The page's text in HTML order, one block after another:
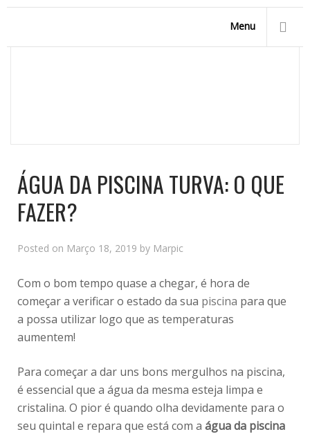
Menu
ÁGUA DA PISCINA TURVA: O QUE
FAZER?
Posted on Março 18, 2019 by Marpic
Com o bom tempo quase a chegar, é hora de
começar a verificar o estado da sua piscina para que
a possa utilizar logo que as temperaturas
aumentem!
Para começar a dar uns bons mergulhos na piscina,
é essencial que a água da mesma esteja limpa e
cristalina. O pior é quando olha devidamente para o
seu quintal e repara que está com a água da piscina